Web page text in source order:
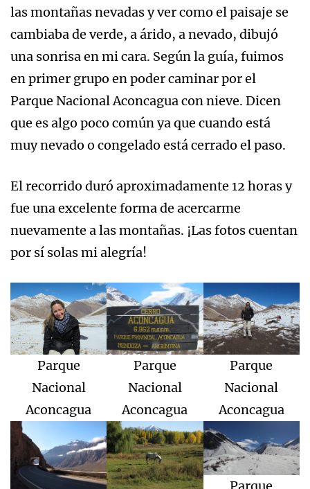
las montañas nevadas y ver como el paisaje se
cambiaba de verde, a árido, a nevado, dibujó
una sonrisa en mi cara. Según la guía, fuimos
en primer grupo en poder caminar por el
Parque Nacional Aconcagua con nieve. Dicen
que es algo poco común ya que cuando está
muy nevado o congelado está cerrado el paso.
El recorrido duró aproximadamente 12 horas y
fue una excelente forma de acercarme
nuevamente a las montañas. ¡Las fotos cuentan
por sí solas mi alegría!
Parque
Nacional
Aconcagua
Parque
Nacional
Aconcagua
Parque
Nacional
Aconcagua